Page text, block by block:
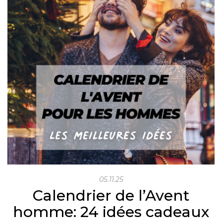
05.11.25
Calendrier de l’Avent
homme: 24 idées cadeaux